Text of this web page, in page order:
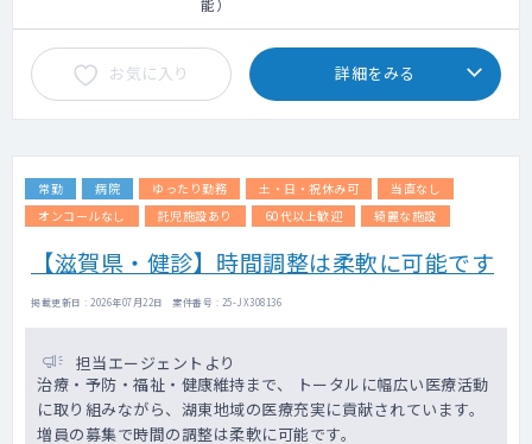
能）
お気に入り 詳細をみる
常勤 病院 ゆったり勤務 土・日・祝休み可
当直なし
オンコールなし
託児施設あり 60代以上歓迎 綺麗な施設
【滋賀県・健診】時間調整は柔軟に可能です
掲載更新日 : 2026年07月22日 案件番号 : 25-JX308136
担当エージェントより
治療・予防・福祉・健康維持まで、 トータルに幅広い医療活動
に取り組みながら、湖東地域の医療充実に貢献されています。
増員の募集で時間の調整は柔軟に可能です。